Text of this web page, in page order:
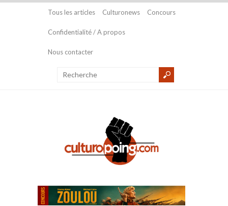
Tous les articles Culturonews Concours
Confidentialité / A propos
Nous contacter